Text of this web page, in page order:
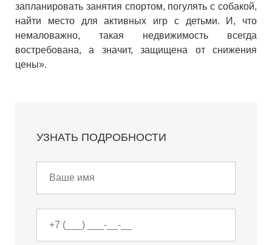
запланировать занятия спортом, погулять с собакой,
найти место для активных игр с детьми. И, что
немаловажно, такая недвижимость всегда
востребована, а значит, защищена от снижения
цены».
УЗНАТЬ ПОДРОБНОСТИ